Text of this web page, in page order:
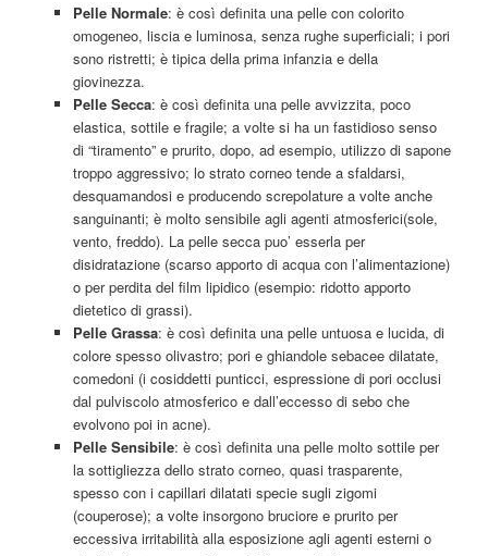
Pelle Normale: è così definita una pelle con colorito
omogeneo, liscia e luminosa, senza rughe superficiali; i pori
sono ristretti; è tipica della prima infanzia e della
giovinezza.
Pelle Secca: è così definita una pelle avvizzita, poco
elastica, sottile e fragile; a volte si ha un fastidioso senso
di “tiramento” e prurito, dopo, ad esempio, utilizzo di sapone
troppo aggressivo; lo strato corneo tende a sfaldarsi,
desquamandosi e producendo screpolature a volte anche
sanguinanti; è molto sensibile agli agenti atmosferici(sole,
vento, freddo). La pelle secca puo’ esserla per
disidratazione (scarso apporto di acqua con l’alimentazione)
o per perdita del film lipidico (esempio: ridotto apporto
dietetico di grassi).
Pelle Grassa: è così definita una pelle untuosa e lucida, di
colore spesso olivastro; pori e ghiandole sebacee dilatate,
comedoni (i cosiddetti punticci, espressione di pori occlusi
dal pulviscolo atmosferico e dall’eccesso di sebo che
evolvono poi in acne).
Pelle Sensibile: è così definita una pelle molto sottile per
la sottigliezza dello strato corneo, quasi trasparente,
spesso con i capillari dilatati specie sugli zigomi
(couperose); a volte insorgono bruciore e prurito per
eccessiva irritabilità alla esposizione agli agenti esterni o